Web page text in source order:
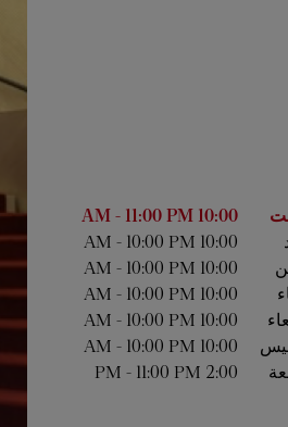
الساعات
10:00 AM
- 11:00 PM
10:00 AM
- 10:00 PM
10:00 AM
- 10:00 PM
10:00 AM
- 10:00 PM
10:00 AM
- 10:00 PM
10:00 AM
- 10:00 PM
2:00 PM
- 11:00 PM